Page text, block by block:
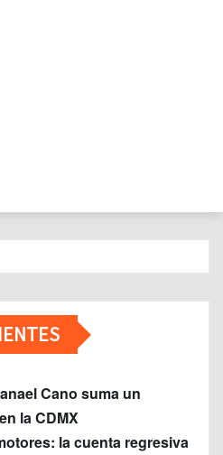
Cano suma un
la CDMX
la cuenta regresiva